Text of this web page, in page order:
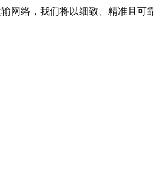
网络，我们将以细致、精准且